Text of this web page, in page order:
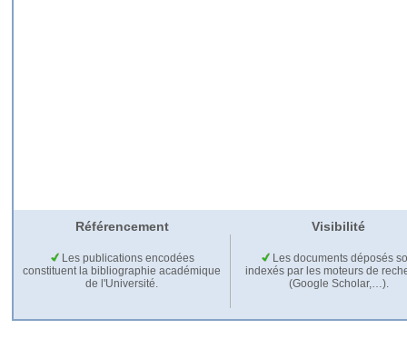
Référencement Visibilité
Les publications encodées
constituent la bibliographie académique
de l'Université.
Les documents déposés
indexés par les moteurs de
(Google Scholar,…).